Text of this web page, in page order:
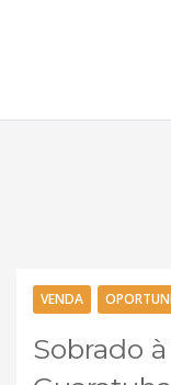
VENDA
Sobrado